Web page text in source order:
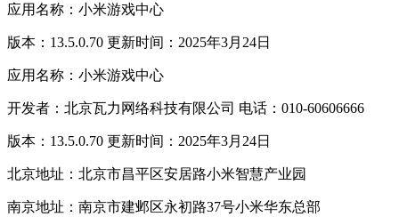
应用名称：小米游戏中心
版本：13.5.0.70 更新时间：2025年3月24日
应用名称：小米游戏中心
开发者：北京瓦力网络科技有限公司 电话：010-60606666
版本：13.5.0.70 更新时间：2025年3月24日
北京地址：北京市昌平区安居路小米智慧产业园
南京地址：南京市建邺区永初路37号小米华东总部